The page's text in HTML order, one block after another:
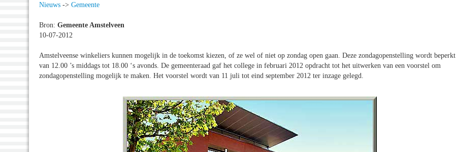
Nieuws -> Gemeente
Bron: Gemeente Amstelveen
10-07-2012
Amstelveense winkeliers kunnen mogelijk in de toekomst kiezen, of ze wel of niet op zondag open gaan. Deze zondagopenstelling wordt beperkt
van 12.00 ’s middags tot 18.00 ‘s avonds. De gemeenteraad gaf het college in februari 2012 opdracht tot het uitwerken van een voorstel om
zondagopenstelling mogelijk te maken. Het voorstel wordt van 11 juli tot eind september 2012 ter inzage gelegd.